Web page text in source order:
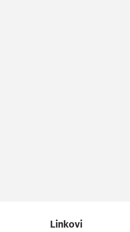
Linkovi